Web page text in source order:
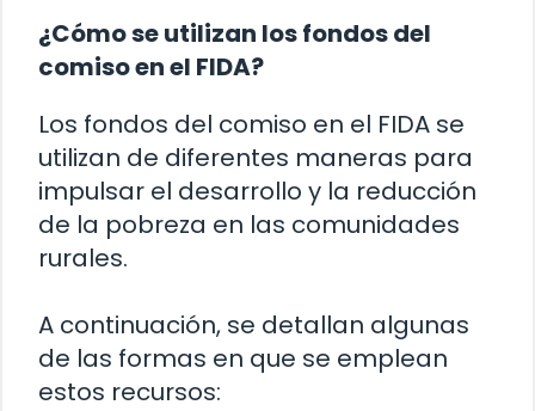
¿Cómo se utilizan los fondos del
comiso en el FIDA?
Los fondos del comiso en el FIDA se
utilizan de diferentes maneras para
impulsar el desarrollo y la reducción
de la pobreza en las comunidades
rurales.
A continuación, se detallan algunas
de las formas en que se emplean
estos recursos: